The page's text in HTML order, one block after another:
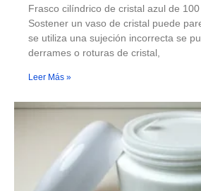
Frasco cilíndrico de cristal azul de
Sostener un vaso de cristal puede
se utiliza una sujeción incorrecta se
derrames o roturas de cristal,
Leer Más »